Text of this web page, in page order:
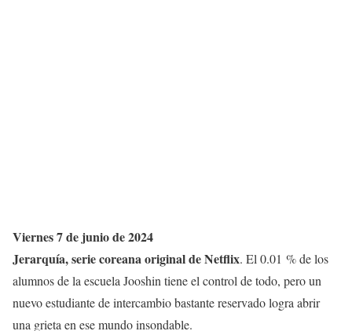
Viernes 7 de junio de 2024
Jerarquía, serie coreana original de Netflix. El 0.01 % de los
alumnos de la escuela Jooshin tiene el control de todo, pero un
nuevo estudiante de intercambio bastante reservado logra abrir
una grieta en ese mundo insondable.